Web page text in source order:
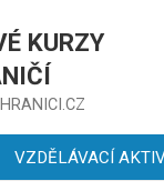
KURZY
VZDĚLÁVACÍ